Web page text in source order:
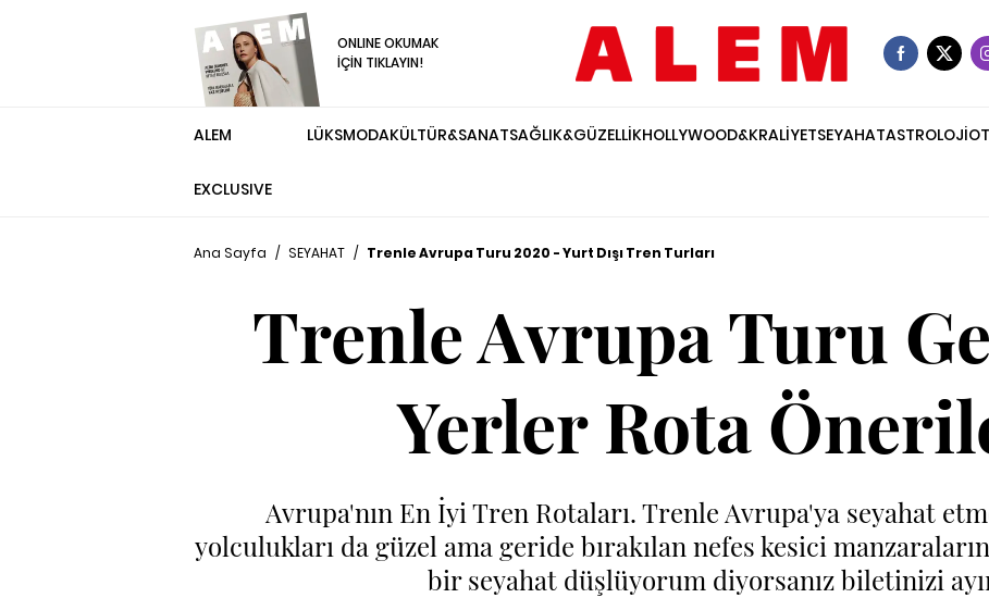
ONLINE OKUMAK
İÇİN TIKLAYIN!
ALEM
EXCLUSIVE
LÜKSMODAKÜLTÜR&SANATSAĞLIK&GÜZELLİKHOLLYWOOD&KRALİYETSEYAHATASTROLOJİ
Ana Sayfa / SEYAHAT / Trenle Avrupa Turu 2020 - Yurt Dışı Tren Turları
Trenle Avrupa Turu
Yerler Rota
Avrupa'nın En İyi Tren Rotaları. Trenle Avrupa'ya seyahat
yolculukları da güzel ama geride bırakılan nefes kesici
bir seyahat düşlüyorum diyorsanız biletinizi